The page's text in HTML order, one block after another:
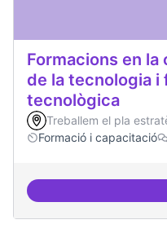
Formacions en
de la tecnologia i
tecnològica
Treballem el pla
Formació i capacitació